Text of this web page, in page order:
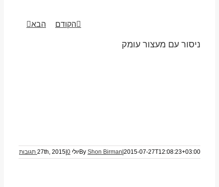
הקודם הבא
ניסור עם מעצור עומק
By Shon Birman 2015-07-27T12:08:23+03:00 יולי 27th, 2015 0 תגובות